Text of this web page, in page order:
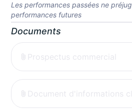
Les performances passées ne
performances futures
Documents
Prospectus commercial
Document d'informations